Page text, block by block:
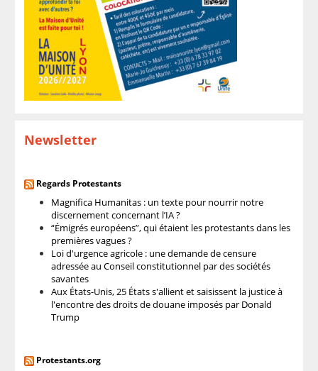
Newsletter
Regards Protestants
Magnifica Humanitas : un texte pour nourrir notre
discernement concernant l’IA ?
“Émigrés européens”, qui étaient les protestants dans les
premières vagues ?
Loi d'urgence agricole : une demande de censure
adressée au Conseil constitutionnel par des sociétés
savantes
Aux États-Unis, 25 États s'allient et saisissent la justice à
l'encontre des droits de douane imposés par Donald
Trump
Protestants.org